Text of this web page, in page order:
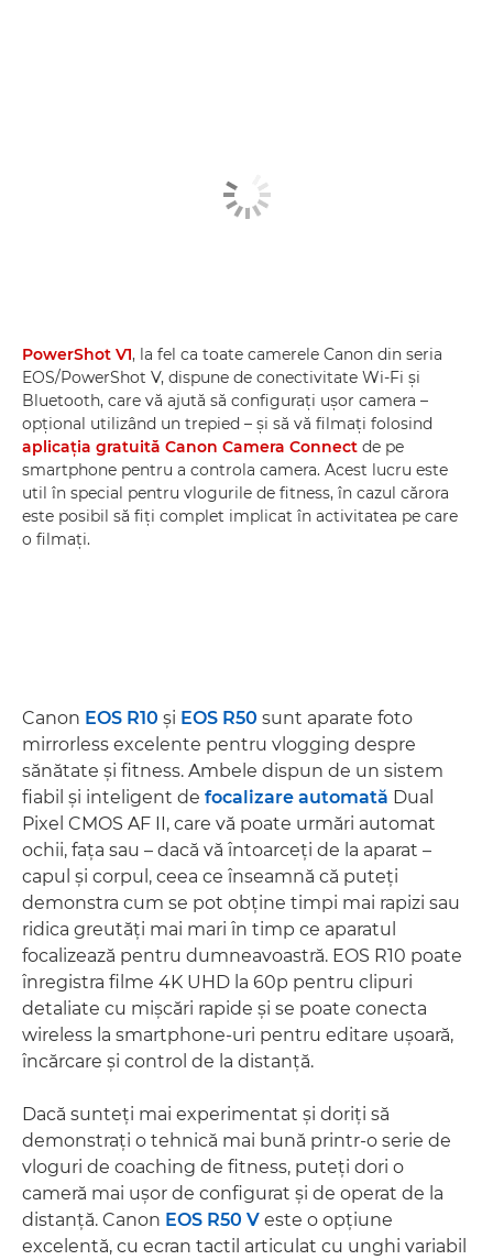
PowerShot V1, la fel ca toate camerele Canon din seria
EOS/PowerShot V, dispune de conectivitate Wi-Fi şi
Bluetooth, care vă ajută să configuraţi uşor camera –
opţional utilizând un trepied – şi să vă filmaţi folosind
aplicaţia gratuită Canon Camera Connect de pe
smartphone pentru a controla camera. Acest lucru este
util în special pentru vlogurile de fitness, în cazul cărora
este posibil să fiţi complet implicat în activitatea pe care
o filmaţi.
Canon EOS R10 şi EOS R50 sunt aparate foto
mirrorless excelente pentru vlogging despre
sănătate şi fitness. Ambele dispun de un sistem
fiabil şi inteligent de focalizare automată Dual
Pixel CMOS AF II, care vă poate urmări automat
ochii, faţa sau – dacă vă întoarceţi de la aparat –
capul şi corpul, ceea ce înseamnă că puteţi
demonstra cum se pot obţine timpi mai rapizi sau
ridica greutăţi mai mari în timp ce aparatul
focalizează pentru dumneavoastră. EOS R10 poate
înregistra filme 4K UHD la 60p pentru clipuri
detaliate cu mişcări rapide şi se poate conecta
wireless la smartphone-uri pentru editare uşoară,
încărcare şi control de la distanţă.
Dacă sunteţi mai experimentat şi doriţi să
demonstraţi o tehnică mai bună printr-o serie de
vloguri de coaching de fitness, puteţi dori o
cameră mai uşor de configurat şi de operat de la
distanţă. Canon EOS R50 V este o opţiune
excelentă, cu ecran tactil articulat cu unghi variabil